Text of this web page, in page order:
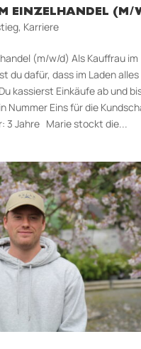
EINZELHANDEL (M/
, Karriere
(m/w/d) Als Kauffrau im
du dafür, dass im Laden
kassierst Einkäufe ab und
Nummer Eins für die
3 Jahre Marie stockt die...